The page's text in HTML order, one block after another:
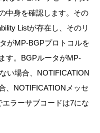
中身を確認します。その
Listが存在し、そのリ
がMP-BGPプロトコルを
す。BGPルータがMP-
い場合、NOTIFICATION
、NOTIFICATIONメッセ
ラーサブコードは7にな